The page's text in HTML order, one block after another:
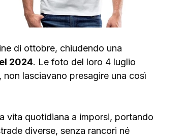
di ottobre, chiudendo una
2024. Le foto del loro 4 luglio
lasciavano presagire una così
vita quotidiana a imporsi, portando
diverse, senza rancori né